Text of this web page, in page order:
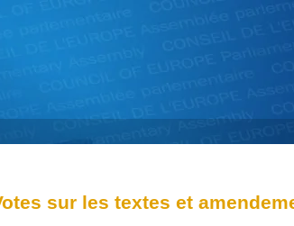
sur les textes et